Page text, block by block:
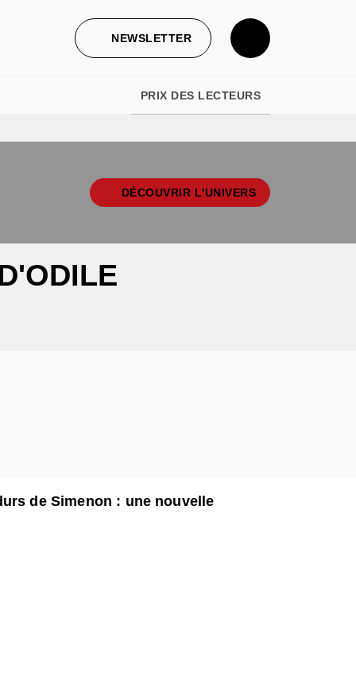
NEWSLETTER
PRIX DES LECTEURS
DÉCOUVRIR L'UNIVERS
de Simenon : une nouvelle